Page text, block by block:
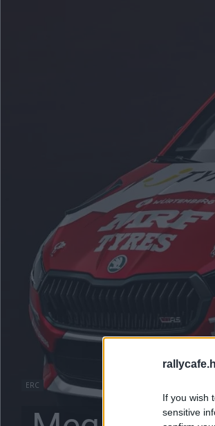
If you wish
sensitive
ERC